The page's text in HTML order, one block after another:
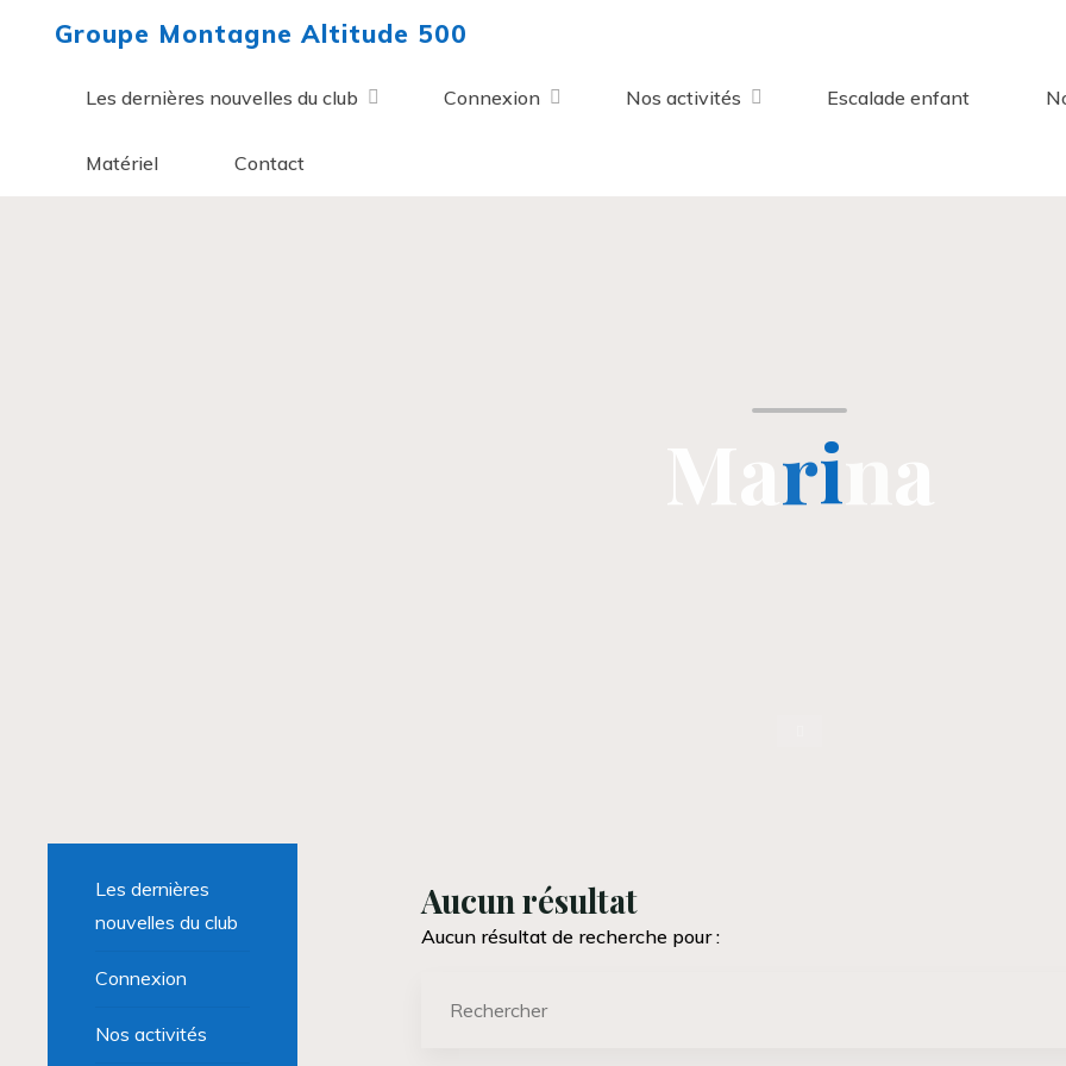
Groupe Montagne Altitude 500
Les dernières nouvelles du club Connexion Nos activités Escalade enfant
Matériel Contact
ri
Aucun résultat
Aucun résultat de recherche pour :
Les dernières
nouvelles du club
Connexion
Nos activités